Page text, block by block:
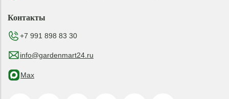
Контакты
+7 991 898 83 30
info@gardenmart24.ru
Max